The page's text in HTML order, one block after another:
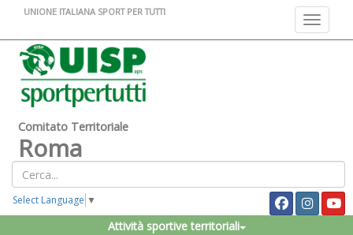
Toggle
UNIONE ITALIANA SPORT PER TUTTI
Comitato Territoriale
Roma
Select Language ▼
Attività sportive territoriali